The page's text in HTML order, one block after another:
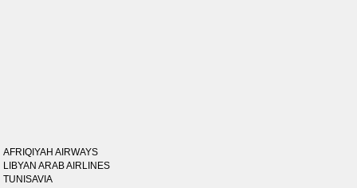
AFRIQIYAH AIRWAYS
LIBYAN ARAB AIRLINES
TUNISAVIA